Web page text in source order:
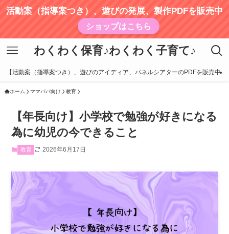
活動案（指導案つき）、遊びの発展、製作PDFを販売中
ショップはこちら
わくわく保育♪わくわく子育て♪
【活動案（指導案つき）、遊びのアイディア、パネルシアターのPDFを販売中
ホーム ママパパ向け 教育
【年長向け】小学校で勉強が好きになる
為に幼児の今できること
教育 2026年6月17日